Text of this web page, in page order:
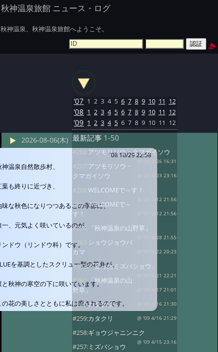
秋神温泉旅館 ニュース・ログ
秋神温泉、秋神温泉旅館へようこそ。
2026-08-06(木)
'08 10/29 22:58
神温泉自然散歩村、
葉も終りに近づき、
味な秋色になりつつあるこの季節に、
一、元気よく咲いているのが、
ンドウ（リンドウ科）です。
を基調としたスクリュー型の花弁が、
と秋神の寒空の下に咲いています。
の花の美しさとともに私は癒されるのです。
'07 1 2 3 4 5 6 7 8 9 10 11 12
'08 1 2 3 4 5 6 7 8 9 10 11 12
'09 1 2 3 4 5 6 7 8 9 10 11 12
最新記事 1-50
#268:アツモリソウ・クマガイソウ
@ '09 5/26 16:31
#267:アツモリソウ・
クマガイソウ
@ '09 5/23 23:16
#266:WELCOMEで～す！
@ '09 5/12 21:56
#265:WELCOMEで～
す！
@ '09 5/12 21:56
#264: 「秋神温泉の山野草」
@ '09 4/28 21:55
#263:ショウジョウバ
カマ
@ '09 4/22 20:23
#262:「変ったミズバショウ」
@ '09 4/21 22:21
#261: 「秋神温泉の山
野草」
@ '09 4/17 21:01
#260:カタクリ @ '09 4/16 21:30
#259:カタクリ @ '09 4/16 21:29
#258:ギョウジャニンニク
@ '09 4/15 23:16
#257:ミズバショウ